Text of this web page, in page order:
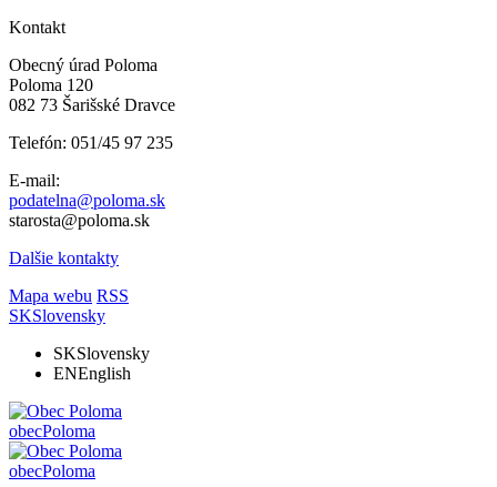
Kontakt
Obecný úrad Poloma
Poloma 120
082 73 Šarišské Dravce
Telefón: 051/45 97 235
E-mail:
podatelna@poloma.sk
starosta@poloma.sk
Dalšie kontakty
Mapa webu RSS
SKSlovensky
SKSlovensky
ENEnglish
obecPoloma
obecPoloma